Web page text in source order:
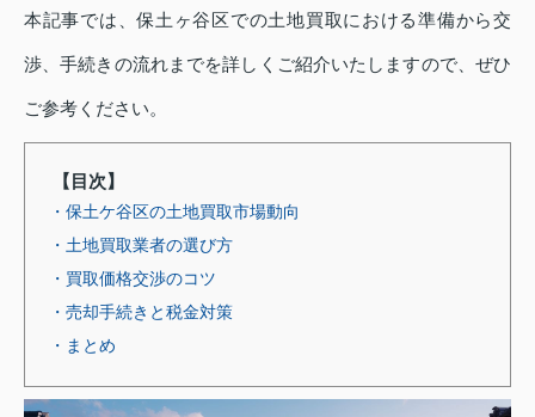
本記事では、保土ヶ谷区での土地買取における準備から交
渉、手続きの流れまでを詳しくご紹介いたしますので、ぜひ
ご参考ください。
【目次】
・保土ケ谷区の土地買取市場動向
・土地買取業者の選び方
・買取価格交渉のコツ
・売却手続きと税金対策
・まとめ